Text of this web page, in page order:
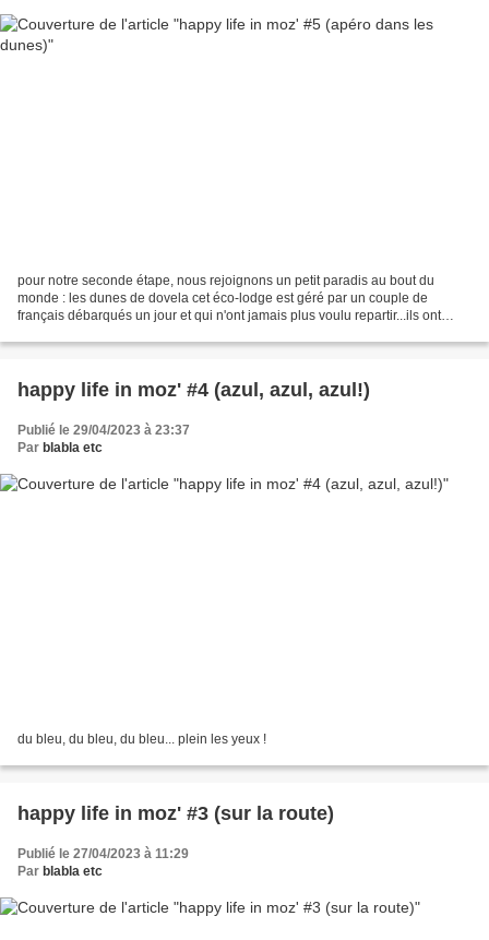
pour notre seconde étape, nous rejoignons un petit paradis au bout du
monde : les dunes de dovela cet éco-lodge est géré par un couple de
français débarqués un jour et qui n'ont jamais plus voulu repartir...ils ont
happy life in moz' #4 (azul, azul, azul!)
Publié le 29/04/2023 à 23:37
Par blabla etc
du bleu, du bleu, du bleu... plein les yeux !
happy life in moz' #3 (sur la route)
Publié le 27/04/2023 à 11:29
Par blabla etc